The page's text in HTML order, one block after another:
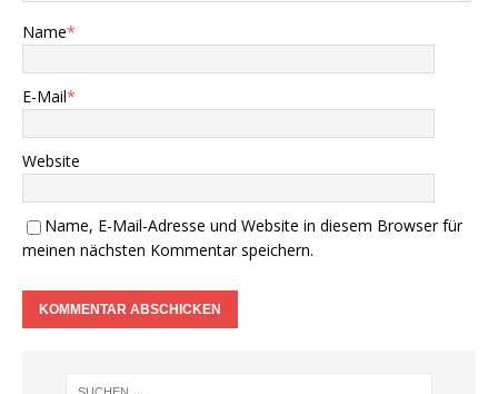
Name*
E-Mail*
Website
Name, E-Mail-Adresse und Website in diesem Browser für
meinen nächsten Kommentar speichern.